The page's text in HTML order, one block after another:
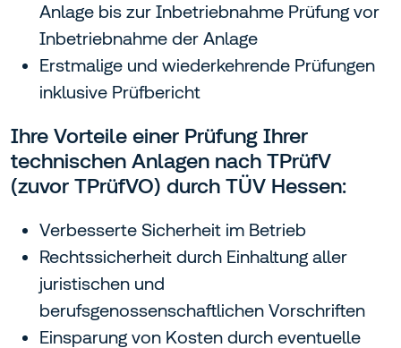
Anlage bis zur Inbetriebnahme Prüfung vor
Inbetriebnahme der Anlage
Erstmalige und wiederkehrende Prüfungen
inklusive Prüfbericht
Ihre Vorteile einer Prüfung Ihrer
technischen Anlagen nach TPrüfV
(zuvor TPrüfVO) durch TÜV Hessen:
Verbesserte Sicherheit im Betrieb
Rechtssicherheit durch Einhaltung aller
juristischen und
berufsgenossenschaftlichen Vorschriften
Einsparung von Kosten durch eventuelle